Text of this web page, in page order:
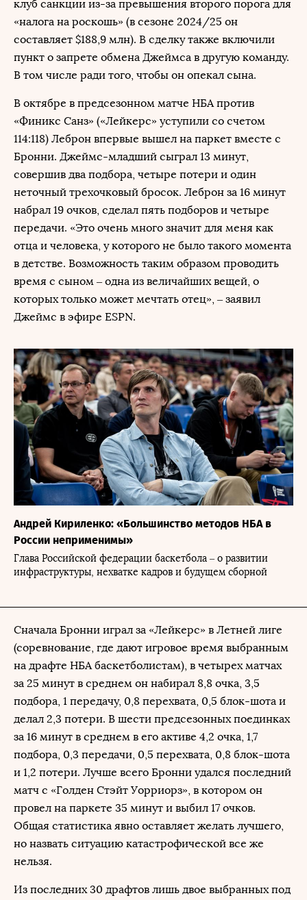
клуб санкции из-за превышения второго порога для
«налога на роскошь» (в сезоне 2024/25 он
составляет $188,9 млн). В сделку также включили
пункт о запрете обмена Джеймса в другую команду.
В том числе ради того, чтобы он опекал сына.
В октябре в предсезонном матче НБА против
«Финикс Санз» («Лейкерс» уступили со счетом
114:118) Леброн впервые вышел на паркет вместе с
Бронни. Джеймс-младший сыграл 13 минут,
совершив два подбора, четыре потери и один
неточный трехочковый бросок. Леброн за 16 минут
набрал 19 очков, сделал пять подборов и четыре
передачи. «Это очень много значит для меня как
отца и человека, у которого не было такого момента
в детстве. Возможность таким образом проводить
время с сыном – одна из величайших вещей, о
которых только может мечтать отец», – заявил
Джеймс в эфире ESPN.
Андрей Кириленко: «Большинство методов НБА в
России неприменимы»
Глава Российской федерации баскетбола – о развитии
инфраструктуры, нехватке кадров и будущем сборной
Сначала Бронни играл за «Лейкерс» в Летней лиге
(соревнование, где дают игровое время выбранным
на драфте НБА баскетболистам), в четырех матчах
за 25 минут в среднем он набирал 8,8 очка, 3,5
подбора, 1 передачу, 0,8 перехвата, 0,5 блок-шота и
делал 2,3 потери. В шести предсезонных поединках
за 16 минут в среднем в его активе 4,2 очка, 1,7
подбора, 0,3 передачи, 0,5 перехвата, 0,8 блок-шота
и 1,2 потери. Лучше всего Бронни удался последний
матч с «Голден Стэйт Уорриорз», в котором он
провел на паркете 35 минут и выбил 17 очков.
Общая статистика явно оставляет желать лучшего,
но назвать ситуацию катастрофической все же
нельзя.
Из последних 30 драфтов лишь двое выбранных под